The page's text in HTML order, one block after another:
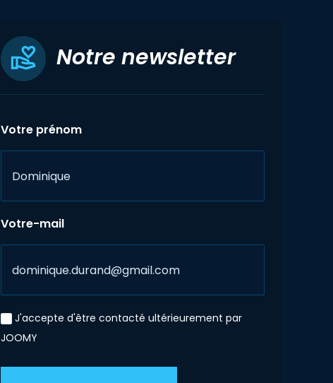
Notre newsletter
Votre prénom
Votre-mail
J'accepte d'être contacté ultérieurement par
JOOMY